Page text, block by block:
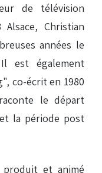
de télévision
Christian
années le
est également
co-écrit en 1980
le départ
la période post
produit et animé